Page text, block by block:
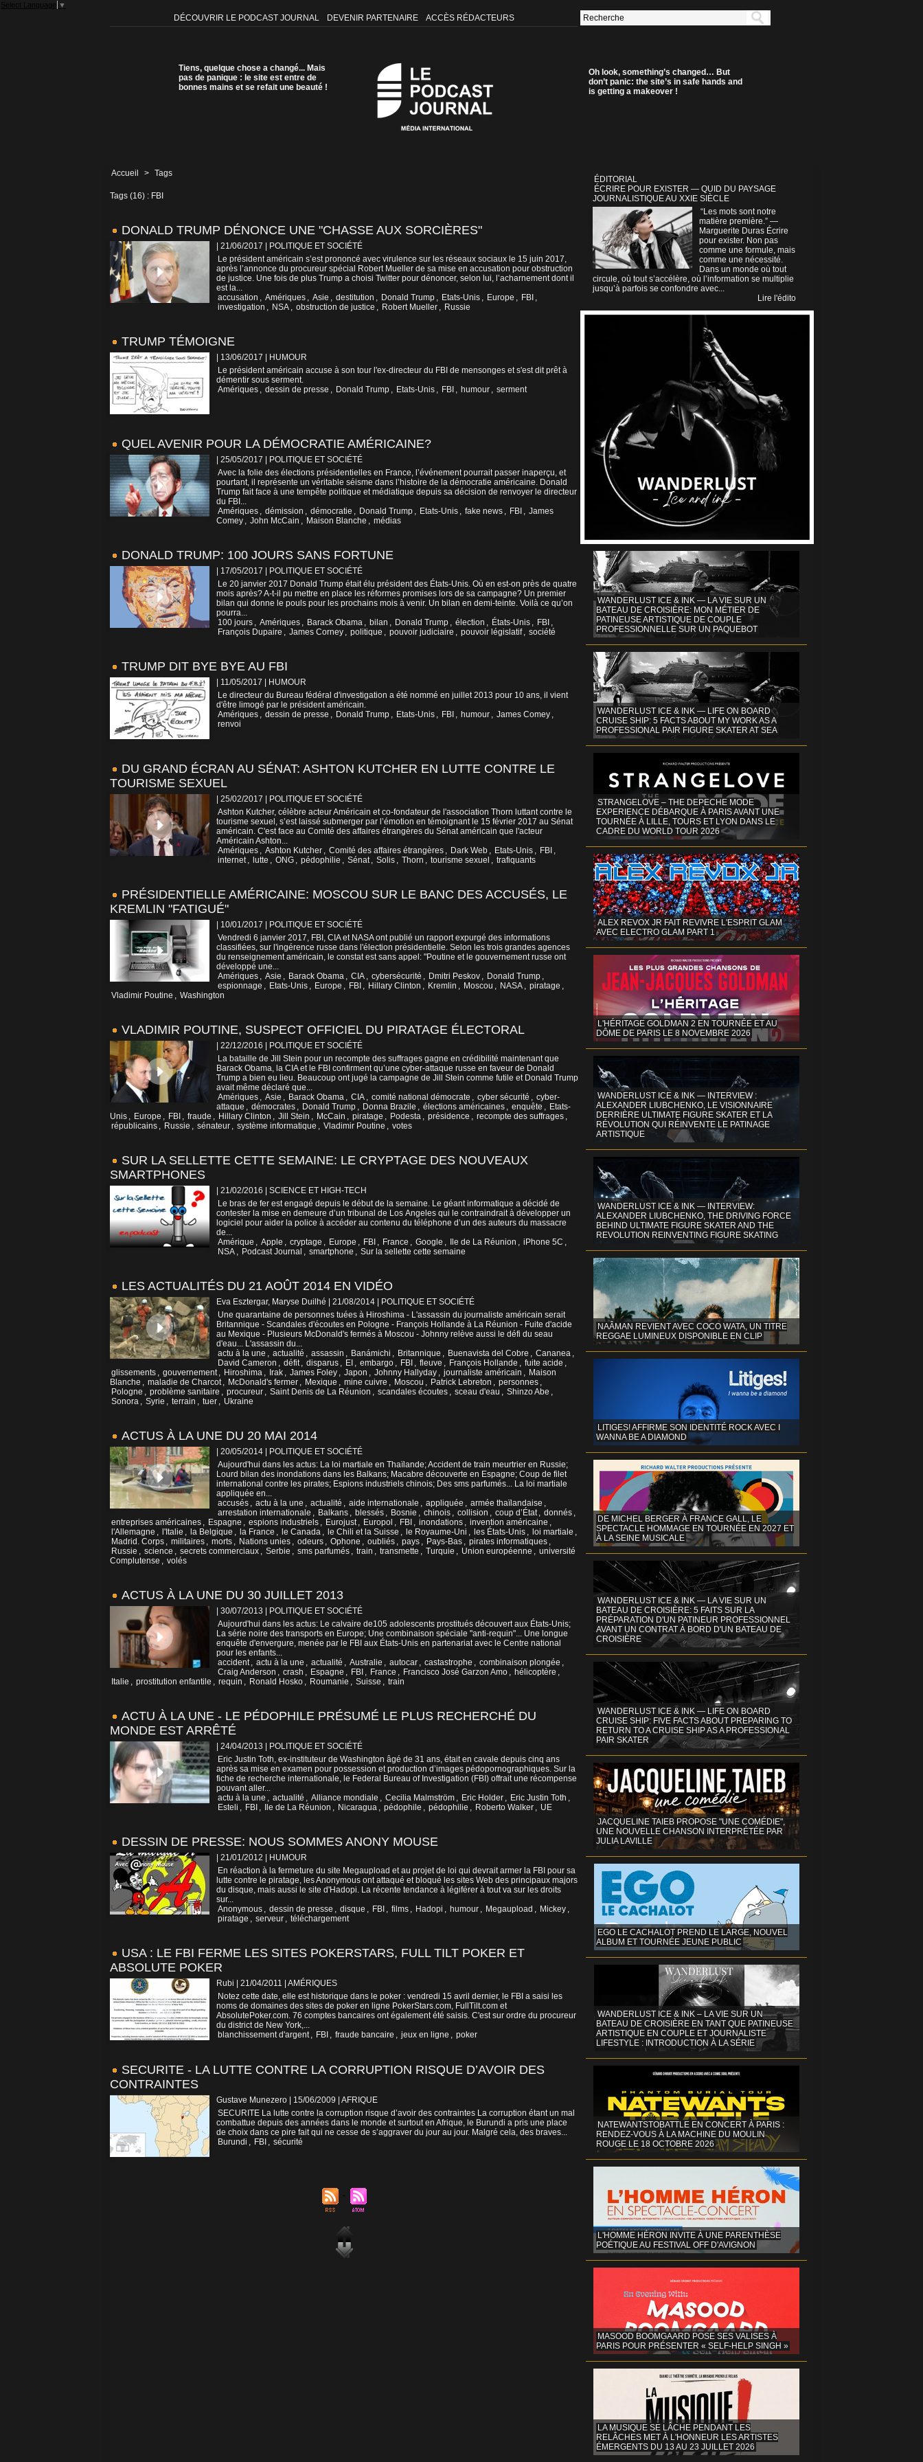
Select Language ▼
DÉCOUVRIR LE PODCAST JOURNAL DEVENIR PARTENAIRE ACCÈS RÉDACTEURS
Tiens, quelque chose a changé... Mais
pas de panique : le site est entre de
bonnes mains et se refait une beauté !
Oh look, something’s changed… But
don’t panic: the site’s in safe hands and
is getting a makeover !
Accueil > Tags
Tags (16) : FBI
DONALD TRUMP DÉNONCE UNE "CHASSE AUX SORCIÈRES"
| 21/06/2017
POLITIQUE ET SOCIÉTÉ
Le président américain s’est prononcé avec virulence sur les réseaux sociaux le 15 juin 2017,
après l’annonce du procureur spécial Robert Mueller de sa mise en accusation pour obstruction
de justice. Une fois de plus Trump a choisi Twitter pour dénoncer, selon lui, l’acharnement dont il
est la...
accusation , Amériques , Asie , destitution , Donald Trump , Etats-Unis , Europe , FBI ,
investigation , NSA , obstruction de justice , Robert Mueller , Russie
TRUMP TÉMOIGNE
| 13/06/2017
HUMOUR
Le président américain accuse à son tour l'ex-directeur du FBI de mensonges et s'est dit prêt à
démentir sous serment.
Amériques , dessin de presse , Donald Trump , Etats-Unis , FBI , humour , serment
QUEL AVENIR POUR LA DÉMOCRATIE AMÉRICAINE?
| 25/05/2017
POLITIQUE ET SOCIÉTÉ
Avec la folie des élections présidentielles en France, l’événement pourrait passer inaperçu, et
pourtant, il représente un véritable séisme dans l’histoire de la démocratie américaine. Donald
Trump fait face à une tempête politique et médiatique depuis sa décision de renvoyer le directeur
du FBI...
Amériques , démission , démocratie , Donald Trump , Etats-Unis , fake news , FBI , James
Comey , John McCain , Maison Blanche , médias
DONALD TRUMP: 100 JOURS SANS FORTUNE
| 17/05/2017
POLITIQUE ET SOCIÉTÉ
Le 20 janvier 2017 Donald Trump était élu président des États-Unis. Où en est-on près de quatre
mois après? A-t-il pu mettre en place les réformes promises lors de sa campagne? Un premier
bilan qui donne le pouls pour les prochains mois à venir. Un bilan en demi-teinte. Voilà ce qu’on
pourra...
100 jours , Amériques , Barack Obama , bilan , Donald Trump , élection , États-Unis , FBI ,
François Dupaire , James Corney , politique , pouvoir judiciaire , pouvoir législatif , société
TRUMP DIT BYE BYE AU FBI
| 11/05/2017
HUMOUR
Le directeur du Bureau fédéral d'investigation a été nommé en juillet 2013 pour 10 ans, il vient
d'être limogé par le président américain.
Amériques , dessin de presse , Donald Trump , Etats-Unis , FBI , humour , James Comey ,
renvoi
DU GRAND ÉCRAN AU SÉNAT: ASHTON KUTCHER EN LUTTE CONTRE LE
TOURISME SEXUEL
| 25/02/2017
POLITIQUE ET SOCIÉTÉ
Ashton Kutcher, célèbre acteur Américain et co-fondateur de l'association Thorn luttant contre le
tourisme sexuel, s’est laissé submerger par l’émotion en témoignant le 15 février 2017 au Sénat
américain. C'est face au Comité des affaires étrangères du Sénat américain que l'acteur
Américain Ashton...
Amériques , Ashton Kutcher , Comité des affaires étrangères , Dark Web , Etats-Unis , FBI ,
internet , lutte , ONG , pédophilie , Sénat , Solis , Thorn , tourisme sexuel , trafiquants
PRÉSIDENTIELLE AMÉRICAINE: MOSCOU SUR LE BANC DES ACCUSÉS, LE
KREMLIN "FATIGUÉ"
| 10/01/2017
POLITIQUE ET SOCIÉTÉ
Vendredi 6 janvier 2017, FBI, CIA et NASA ont publié un rapport expurgé des informations
classifiées, sur l'ingérence russe dans l'élection présidentielle. Selon les trois grandes agences
du renseignement américain, le constat est sans appel: "Poutine et le gouvernement russe ont
développé une...
Amériques , Asie , Barack Obama , CIA , cybersécurité , Dmitri Peskov , Donald Trump ,
espionnage , Etats-Unis , Europe , FBI , Hillary Clinton , Kremlin , Moscou , NASA , piratage ,
Vladimir Poutine , Washington
VLADIMIR POUTINE, SUSPECT OFFICIEL DU PIRATAGE ÉLECTORAL
| 22/12/2016
POLITIQUE ET SOCIÉTÉ
La bataille de Jill Stein pour un recompte des suffrages gagne en crédibilité maintenant que
Barack Obama, la CIA et le FBI confirment qu’une cyber-attaque russe en faveur de Donald
Trump a bien eu lieu. Beaucoup ont jugé la campagne de Jill Stein comme futile et Donald Trump
avait même déclaré que...
Amériques , Asie , Barack Obama , CIA , comité national démocrate , cyber sécurité , cyber-
attaque , démocrates , Donald Trump , Donna Brazile , élections américaines , enquête , Etats-
Unis , Europe , FBI , fraude , Hillary Clinton , Jill Stein , McCain , piratage , Podesta , présidence , recompte des suffrages ,
républicains , Russie , sénateur , système informatique , Vladimir Poutine , votes
SUR LA SELLETTE CETTE SEMAINE: LE CRYPTAGE DES NOUVEAUX
SMARTPHONES
| 21/02/2016
SCIENCE ET HIGH-TECH
Le bras de fer est engagé depuis le début de la semaine. Le géant informatique a décidé de
contester la mise en demeure d’un tribunal de Los Angeles qui le contraindrait à développer un
logiciel pour aider la police à accéder au contenu du téléphone d’un des auteurs du massacre
de...
Amérique , Apple , cryptage , Europe , FBI , France , Google , Ile de La Réunion , iPhone 5C ,
NSA , Podcast Journal , smartphone , Sur la sellette cette semaine
LES ACTUALITÉS DU 21 AOÛT 2014 EN VIDÉO
Eva Esztergar, Maryse Duilhé | 21/08/2014
POLITIQUE ET SOCIÉTÉ
Une quarantaine de personnes tuées à Hiroshima - L'assassin du journaliste américain serait
Britannique - Scandales d'écoutes en Pologne - François Hollande à La Réunion - Fuite d'acide
au Mexique - Plusieurs McDonald's fermés à Moscou - Johnny relève aussi le défi du seau
d'eau... L'assassin du...
actu à la une , actualité , assassin , Banámichi , Britannique , Buenavista del Cobre , Cananea ,
David Cameron , défit , disparus , EI , embargo , FBI , fleuve , François Hollande , fuite acide ,
glissements , gouvernement , Hiroshima , Irak , James Foley , Japon , Johnny Hallyday , journaliste américain , Maison
Blanche , maladie de Charcot , McDonald's fermer , Mexique , mine cuivre , Moscou , Patrick Lebreton , personnes ,
Pologne , problème sanitaire , procureur , Saint Denis de La Réunion , scandales écoutes , sceau d'eau , Shinzo Abe ,
Sonora , Syrie , terrain , tuer , Ukraine
ACTUS À LA UNE DU 20 MAI 2014
| 20/05/2014
POLITIQUE ET SOCIÉTÉ
Aujourd'hui dans les actus: La loi martiale en Thaïlande; Accident de train meurtrier en Russie;
Lourd bilan des inondations dans les Balkans; Macabre découverte en Espagne; Coup de filet
international contre les pirates; Espions industriels chinois; Des sms parfumés... La loi martiale
appliquée en...
accusés , actu à la une , actualité , aide internationale , appliquée , armée thaïlandaise ,
arrestation internationale , Balkans , blessés , Bosnie , chinois , collision , coup d’État , donnés ,
entreprises américaines , Espagne , espions industriels , Eurojust , Europol , FBI , inondations , invention américaine ,
l'Allemagne , l'Italie , la Belgique , la France , le Canada , le Chili et la Suisse , le Royaume-Uni , les États-Unis , loi martiale ,
Madrid. Corps , militaires , morts , Nations unies , odeurs , Ophone , oubliés , pays , Pays-Bas , pirates informatiques ,
Russie , science , secrets commerciaux , Serbie , sms parfumés , train , transmette , Turquie , Union européenne , université
Complutense , volés
ACTUS À LA UNE DU 30 JUILLET 2013
| 30/07/2013
POLITIQUE ET SOCIÉTÉ
Aujourd'hui dans les actus: Le calvaire de105 adolescents prostitués découvert aux États-Unis;
La série noire des transports en Europe; Une combinaison spéciale "anti-requin"... Une longue
enquête d'envergure, menée par le FBI aux États-Unis en partenariat avec le Centre national
pour les enfants...
accident , actu à la une , actualité , Australie , autocar , castastrophe , combinaison plongée ,
Craig Anderson , crash , Espagne , FBI , France , Francisco José Garzon Amo , hélicoptère ,
Italie , prostitution enfantile , requin , Ronald Hosko , Roumanie , Suisse , train
ACTU À LA UNE - LE PÉDOPHILE PRÉSUMÉ LE PLUS RECHERCHÉ DU
MONDE EST ARRÊTÉ
| 24/04/2013
POLITIQUE ET SOCIÉTÉ
Eric Justin Toth, ex-instituteur de Washington âgé de 31 ans, était en cavale depuis cinq ans
après sa mise en examen pour possession et production d’images pédopornographiques. Sur la
fiche de recherche internationale, le Federal Bureau of Investigation (FBI) offrait une récompense
pouvant aller...
actu à la une , actualité , Alliance mondiale , Cecilia Malmström , Eric Holder , Eric Justin Toth ,
Esteli , FBI , Ile de La Réunion , Nicaragua , pédophile , pédophilie , Roberto Walker , UE
DESSIN DE PRESSE: NOUS SOMMES ANONY MOUSE
| 21/01/2012
HUMOUR
En réaction à la fermeture du site Megaupload et au projet de loi qui devrait armer la FBI pour sa
lutte contre le piratage, les Anonymous ont attaqué et bloqué les sites Web des principaux majors
du disque, mais aussi le site d'Hadopi. La récente tendance à légiférer à tout va sur les droits
sur...
Anonymous , dessin de presse , disque , FBI , films , Hadopi , humour , Megaupload , Mickey ,
piratage , serveur , téléchargement
USA : LE FBI FERME LES SITES POKERSTARS, FULL TILT POKER ET
ABSOLUTE POKER
Rubi | 21/04/2011
AMÉRIQUES
Notez cette date, elle est historique dans le poker : vendredi 15 avril dernier, le FBI a saisi les
noms de domaines des sites de poker en ligne PokerStars.com, FullTilt.com et
AbsolutePoker.com. 76 comptes bancaires ont également été saisis. C'est sur ordre du procureur
du district de New York,...
blanchissement d'argent , FBI , fraude bancaire , jeux en ligne , poker
SECURITE - LA LUTTE CONTRE LA CORRUPTION RISQUE D’AVOIR DES
CONTRAINTES
Gustave Munezero | 15/06/2009
AFRIQUE
SECURITE La lutte contre la corruption risque d’avoir des contraintes La corruption étant un mal
combattue depuis des années dans le monde et surtout en Afrique, le Burundi a pris une place
de choix dans ce pire fait qui ne cesse de s’aggraver du jour au jour. Malgré cela, des braves...
Burundi , FBI , sécurité
ÉDITORIAL
ÉCRIRE POUR EXISTER — QUID DU PAYSAGE
JOURNALISTIQUE AU XXIE SIÈCLE
“Les mots sont notre
matière première.” —
Marguerite Duras Écrire
pour exister. Non pas
comme une formule, mais
comme une nécessité.
Dans un monde où tout
circule, où tout s’accélère, où l’information se multiplie
jusqu’à parfois se confondre avec...
Lire l'édito
WANDERLUST ICE & INK — LA VIE SUR UN
BATEAU DE CROISIÈRE: MON MÉTIER DE
PATINEUSE ARTISTIQUE DE COUPLE
PROFESSIONNELLE SUR UN PAQUEBOT
WANDERLUST ICE & INK — LIFE ON BOARD
CRUISE SHIP: 5 FACTS ABOUT MY WORK AS A
PROFESSIONAL PAIR FIGURE SKATER AT SEA
STRANGELOVE – THE DEPECHE MODE
EXPERIENCE DÉBARQUE À PARIS AVANT UNE
TOURNÉE À LILLE, TOURS ET LYON DANS LE
CADRE DU WORLD TOUR 2026
ALEX REVOX JR FAIT REVIVRE L'ESPRIT GLAM
AVEC ELECTRO GLAM PART 1
L'HÉRITAGE GOLDMAN 2 EN TOURNÉE ET AU
DÔME DE PARIS LE 8 NOVEMBRE 2026
WANDERLUST ICE & INK — INTERVIEW :
ALEXANDER LIUBCHENKO, LE VISIONNAIRE
DERRIÈRE ULTIMATE FIGURE SKATER ET LA
RÉVOLUTION QUI RÉINVENTE LE PATINAGE
ARTISTIQUE
WANDERLUST ICE & INK — INTERVIEW:
ALEXANDER LIUBCHENKO, THE DRIVING FORCE
BEHIND ULTIMATE FIGURE SKATER AND THE
REVOLUTION REINVENTING FIGURE SKATING
NAÂMAN REVIENT AVEC COCO WATA, UN TITRE
REGGAE LUMINEUX DISPONIBLE EN CLIP
LITIGES! AFFIRME SON IDENTITÉ ROCK AVEC I
WANNA BE A DIAMOND
DE MICHEL BERGER À FRANCE GALL, LE
SPECTACLE HOMMAGE EN TOURNÉE EN 2027 ET
À LA SEINE MUSICALE
WANDERLUST ICE & INK — LA VIE SUR UN
BATEAU DE CROISIÈRE: 5 FAITS SUR LA
PRÉPARATION D'UN PATINEUR PROFESSIONNEL
AVANT UN CONTRAT À BORD D'UN BATEAU DE
CROISIÈRE
WANDERLUST ICE & INK — LIFE ON BOARD
CRUISE SHIP: FIVE FACTS ABOUT PREPARING TO
RETURN TO A CRUISE SHIP AS A PROFESSIONAL
PAIR SKATER
JACQUELINE TAIEB PROPOSE "UNE COMÉDIE",
UNE NOUVELLE CHANSON INTERPRÉTÉE PAR
JULIA LAVILLE
EGO LE CACHALOT PREND LE LARGE, NOUVEL
ALBUM ET TOURNÉE JEUNE PUBLIC
WANDERLUST ICE & INK – LA VIE SUR UN
BATEAU DE CROISIÈRE EN TANT QUE PATINEUSE
ARTISTIQUE EN COUPLE ET JOURNALISTE
LIFESTYLE : INTRODUCTION À LA SÉRIE
NATEWANTSTOBATTLE EN CONCERT À PARIS :
RENDEZ-VOUS À LA MACHINE DU MOULIN
ROUGE LE 18 OCTOBRE 2026
L'HOMME HÉRON INVITE À UNE PARENTHÈSE
POÉTIQUE AU FESTIVAL OFF D'AVIGNON
MASOOD BOOMGAARD POSE SES VALISES À
PARIS POUR PRÉSENTER « SELF-HELP SINGH »
LA MUSIQUE SE LÂCHE PENDANT LES
RELÂCHES MET À L'HONNEUR LES ARTISTES
ÉMERGENTS DU 13 AU 23 JUILLET 2026